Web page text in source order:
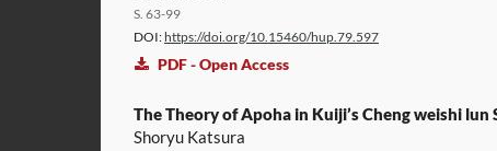
S. 63-99
DOI:https://doi.org/10.15460/hup.79.597
PDF - Open Access
The Theory of Apoha in Kuiji’s Cheng weishi lun
Shoryu Katsura